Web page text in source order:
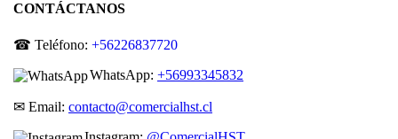
CONTÁCTANOS
☎ Teléfono: +56226837720
WhatsApp: +56993345832
✉ Email: contacto@comercialhst.cl